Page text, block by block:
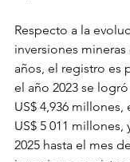
Respecto a la
inversiones
años, el registro es
el año 2023 se
US$ 4,936 millones,
US$ 5 011
2025 hasta el mes